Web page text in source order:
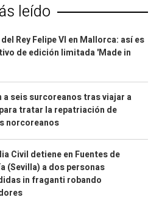
leído
Rey Felipe VI en Mallorca: así es
de edición limitada 'Made in
a seis surcoreanos tras viajar a
tratar la repatriación de
norcoreanos
Civil detiene en Fuentes de
(Sevilla) a dos personas
in fraganti robando